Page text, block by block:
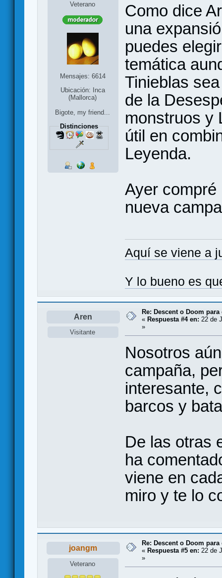
Veterano
Mensajes: 6614
Ubicación: Inca
(Mallorca)
Bigote, my friend...
Distinciones
Como dice
una
puedes
temática
Tinieblas
de la
monstruos y
útil en
Leyenda.
Ayer compré
nueva
Aquí se viene a
Y lo bueno es
Aren
Visitante
Re: Descent o Doom
« Respuesta #4 en: 22 de
»
Nosotros
campaña,
interesante,
barcos y
De las otras
ha
viene en
miro y te lo
joangm
Veterano
Re: Descent o Doom
« Respuesta #5 en: 22 de
»